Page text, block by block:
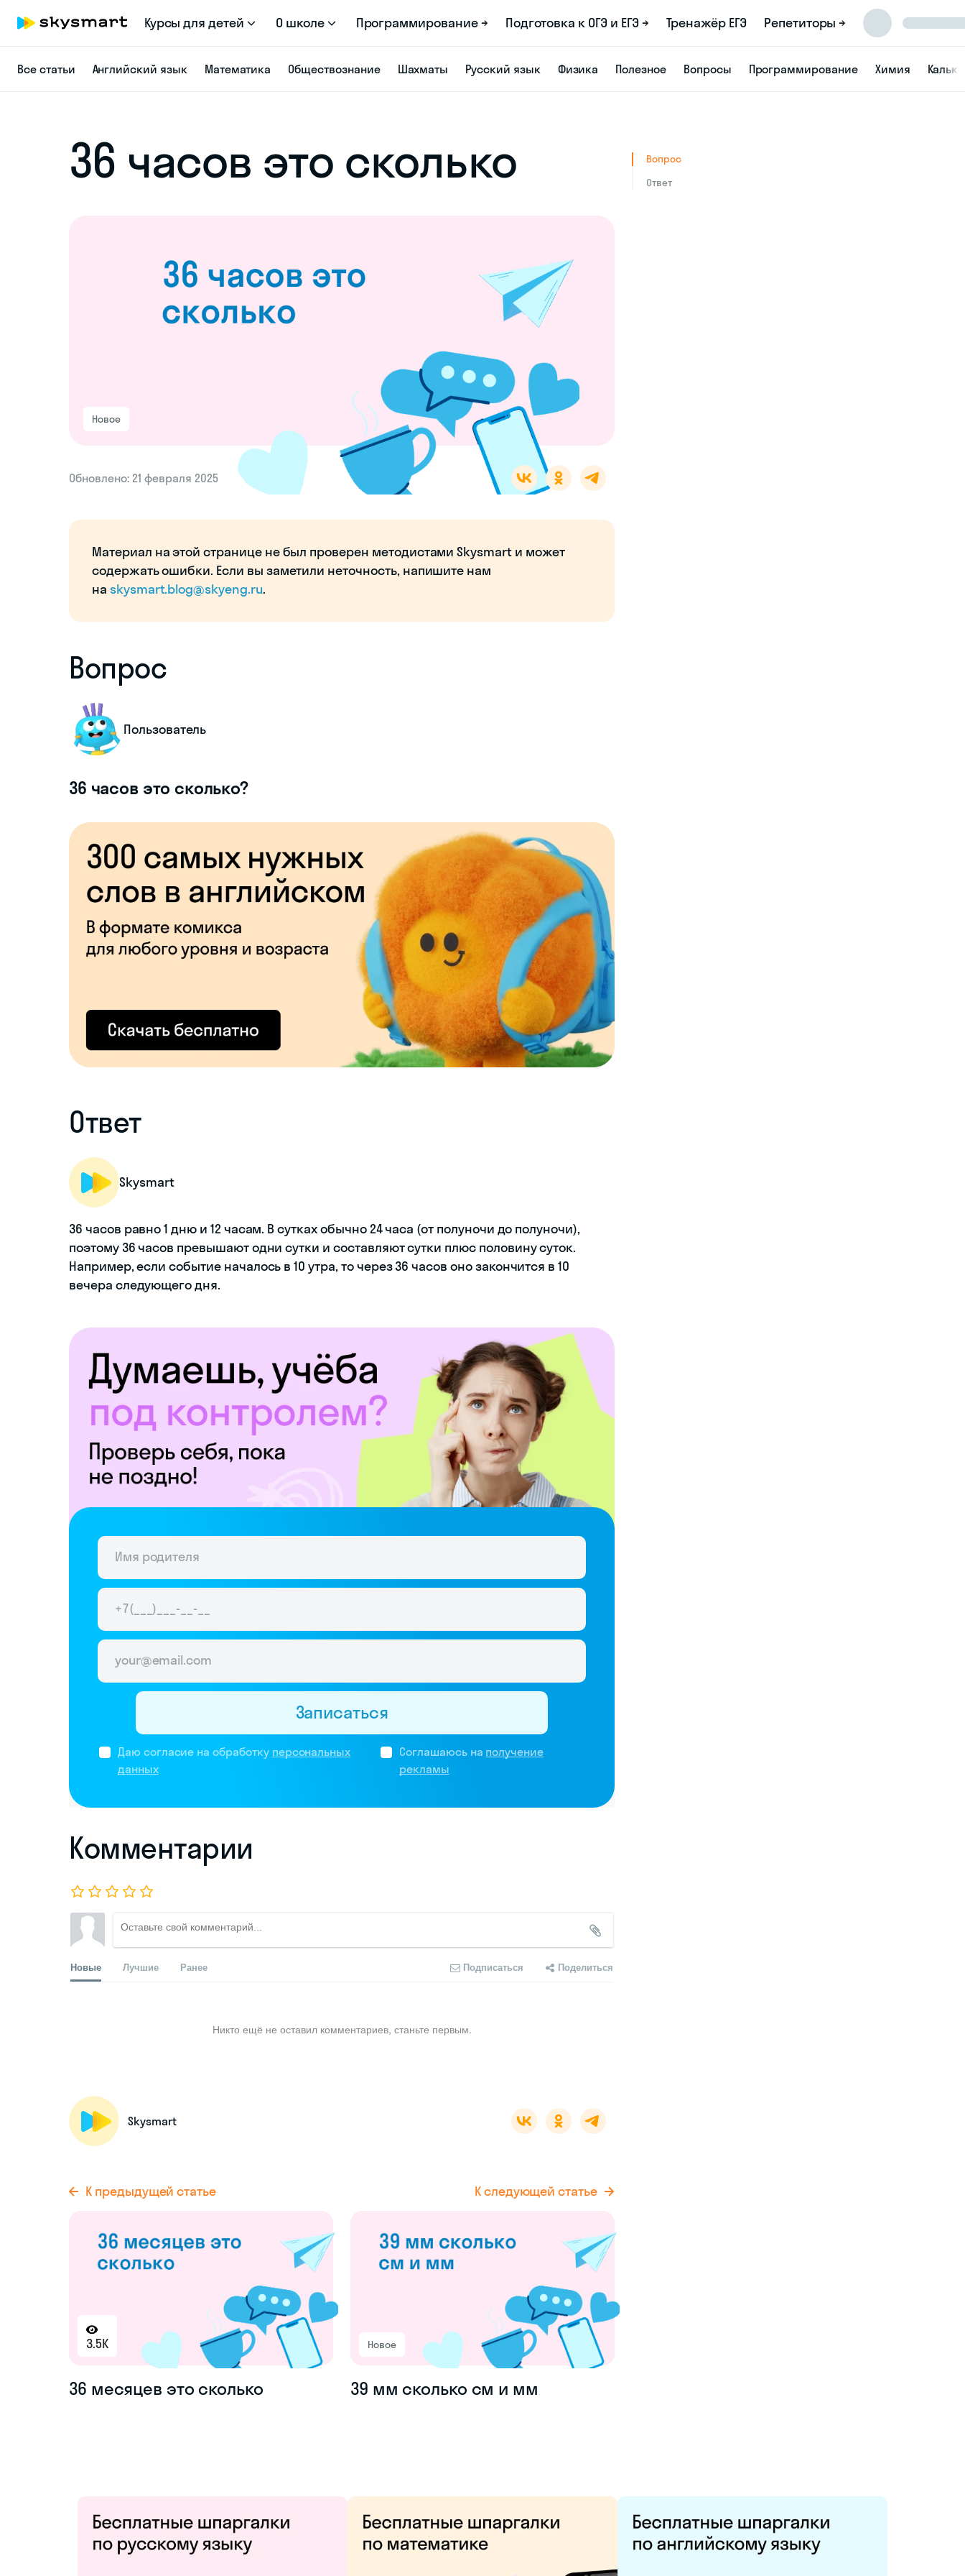
Курсы для детей О школе Программирование → Подготовка к ОГЭ и ЕГЭ → Тренажёр ЕГЭ Репетиторы →
Все статьи Английский язык Математика Обществознание Шахматы Русский язык Физика Полезное Вопросы Программирование Химия
36 часов это сколько
Новое
Обновлено: 21 февраля 2025
Материал на этой странице не был проверен методистами Skysmart и может
содержать ошибки. Если вы заметили неточность, напишите нам
на skysmart.blog@skyeng.ru.
Вопрос
Пользователь
36 часов это сколько?
Ответ
Skysmart
36 часов равно 1 дню и 12 часам. В сутках обычно 24 часа (от полуночи до полуночи),
поэтому 36 часов превышают одни сутки и составляют сутки плюс половину суток.
Например, если событие началось в 10 утра, то через 36 часов оно закончится в 10
вечера следующего дня.
Даю согласие на обработку персональных
данных
Соглашаюсь на получение
рекламы
Записаться
Комментарии
Новые Лучшие Ранее Подписаться Поделиться
Никто ещё не оставил комментариев, станьте первым.
Skysmart
К предыдущей статье
3.5K
36 месяцев это сколько
К следующей статье
Новое
39 мм сколько см и мм
Вопрос
Ответ